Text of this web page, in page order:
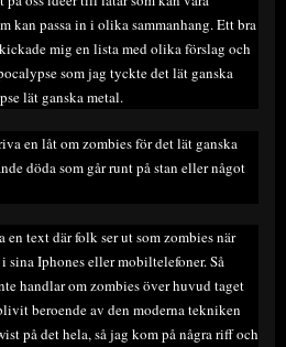
kan passa in i olika sammanhang. Ett bra
mig en lista med olika förslag och
som jag tyckte det lät ganska
lät ganska metal.
en låt om zombies för det lät ganska
döda som går runt på stan eller något
text där folk ser ut som zombies när
sina Iphones eller mobiltelefoner. Så
handlar om zombies över huvud taget
beroende av den moderna tekniken
på det hela, så jag kom på några riff och